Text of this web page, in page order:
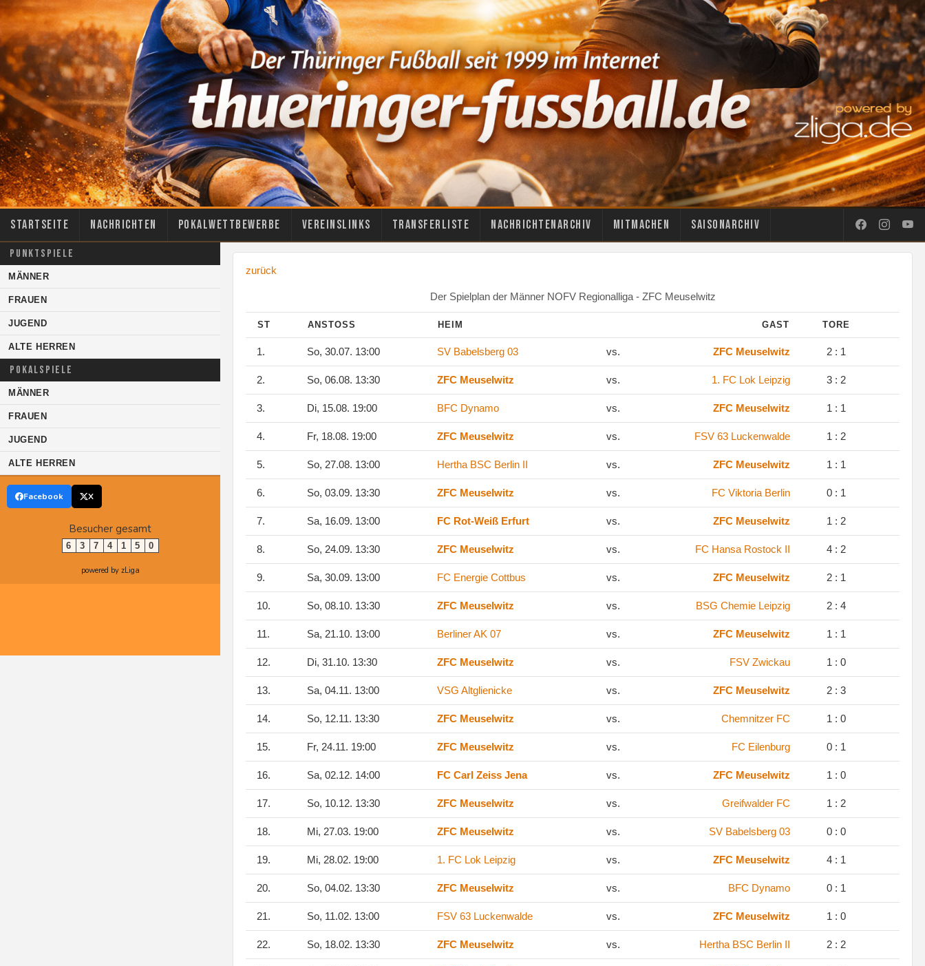
Startseite Nachrichten Pokalwettbewerbe Vereinslinks Transferliste Nachrichtenarchiv Mitmachen Saisonarchiv
PUNKTSPIELE
MÄNNER
FRAUEN
JUGEND
ALTE HERREN
POKALSPIELE
MÄNNER
FRAUEN
JUGEND
ALTE HERREN
Facebook X
Besucher gesamt
6 3 7 4 1 5 0
powered by zLiga
zurück
Der Spielplan der Männer NOFV Regionalliga - ZFC Meuselwitz
ST ANSTOSS HEIM GAST TORE
1. So, 30.07. 13:00 SV Babelsberg 03 vs. ZFC Meuselwitz 2 : 1
2. So, 06.08. 13:30 ZFC Meuselwitz vs. 1. FC Lok Leipzig 3 : 2
3. Di, 15.08. 19:00 BFC Dynamo vs. ZFC Meuselwitz 1 : 1
4. Fr, 18.08. 19:00 ZFC Meuselwitz vs. FSV 63 Luckenwalde 1 : 2
5. So, 27.08. 13:00 Hertha BSC Berlin II vs. ZFC Meuselwitz 1 : 1
6. So, 03.09. 13:30 ZFC Meuselwitz vs. FC Viktoria Berlin 0 : 1
7. Sa, 16.09. 13:00 FC Rot-Weiß Erfurt vs. ZFC Meuselwitz 1 : 2
8. So, 24.09. 13:30 ZFC Meuselwitz vs. FC Hansa Rostock II 4 : 2
9. Sa, 30.09. 13:00 FC Energie Cottbus vs. ZFC Meuselwitz 2 : 1
10. So, 08.10. 13:30 ZFC Meuselwitz vs. BSG Chemie Leipzig 2 : 4
11. Sa, 21.10. 13:00 Berliner AK 07 vs. ZFC Meuselwitz 1 : 1
12. Di, 31.10. 13:30 ZFC Meuselwitz vs. FSV Zwickau 1 : 0
13. Sa, 04.11. 13:00 VSG Altglienicke vs. ZFC Meuselwitz 2 : 3
14. So, 12.11. 13:30 ZFC Meuselwitz vs. Chemnitzer FC 1 : 0
15. Fr, 24.11. 19:00 ZFC Meuselwitz vs. FC Eilenburg 0 : 1
16. Sa, 02.12. 14:00 FC Carl Zeiss Jena vs. ZFC Meuselwitz 1 : 0
17. So, 10.12. 13:30 ZFC Meuselwitz vs. Greifwalder FC 1 : 2
18. Mi, 27.03. 19:00 ZFC Meuselwitz vs. SV Babelsberg 03 0 : 0
19. Mi, 28.02. 19:00 1. FC Lok Leipzig vs. ZFC Meuselwitz 4 : 1
20. So, 04.02. 13:30 ZFC Meuselwitz vs. BFC Dynamo 0 : 1
21. So, 11.02. 13:00 FSV 63 Luckenwalde vs. ZFC Meuselwitz 1 : 0
22. So, 18.02. 13:30 ZFC Meuselwitz vs. Hertha BSC Berlin II 2 : 2